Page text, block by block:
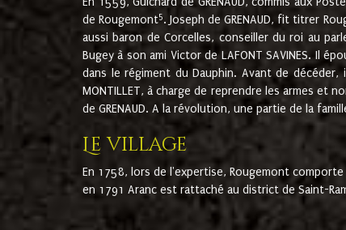
de Rougemont5. Joseph de GRENAUD, fit titrer
aussi baron de Corcelles, conseiller du roi au
Bugey à son ami Victor de LAFONT SAVINES. Il
dans le régiment du Dauphin. Avant de
MONTILLET, à charge de reprendre les armes et
de GRENAUD. A la révolution, une partie de la
Le village
En 1758, lors de l'expertise, Rougemont
en 1791 Aranc est rattaché au district de Saint-